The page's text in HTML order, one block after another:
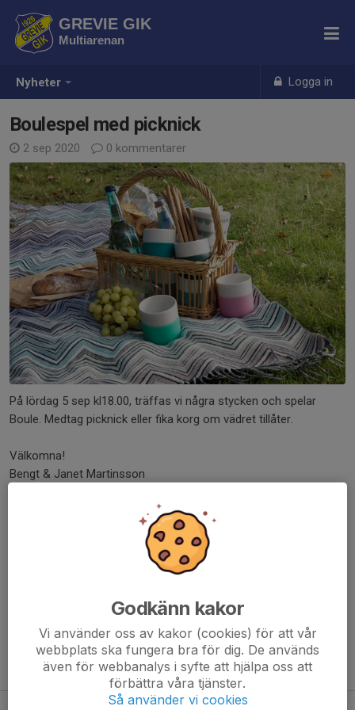
Nyheter Logga in
GREVIE GIK
Multiarenan
Boulespel med picknick
2 sep 2020 0 kommentarer
På lördag 5 sep kl18.00, träffas vi några stycken och spelar
Boule. Medtag picknick eller fika korg om vädret tillåter.
Välkomna!
Bengt & Janet Martinsson
Tidigare nyheter
Godkänn kakor
Vi använder oss av kakor (cookies) för att vår
webbplats ska fungera bra för dig. De används
även för webbanalys i syfte att hjälpa oss att
förbättra våra tjänster.
Så använder vi cookies